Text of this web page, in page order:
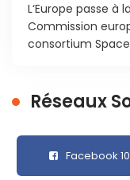
L‘Europe passe à
Commission
consortium
Réseaux
Facebook